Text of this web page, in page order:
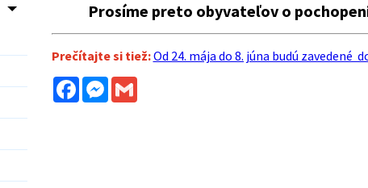
Prosíme preto obyvateľov o
Prečítajte si tiež:Od 24. mája do 8. júna budú
FacebookMessenger
Gmail